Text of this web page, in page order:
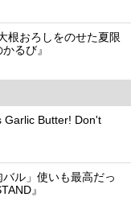
根おろしをのせた夏限
るび』
Garlic Butter! Don't
ル」使いも最高だっ
』